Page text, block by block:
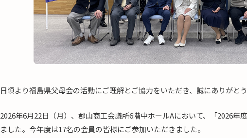
日頃より福島県父母会の活動にご理解とご協力をいただき、誠にありがとう
2026年6月22日（月）、郡山商工会議所6階中ホールAにおいて、「2026年
ました。今年度は17名の会員の皆様にご参加いただきました。